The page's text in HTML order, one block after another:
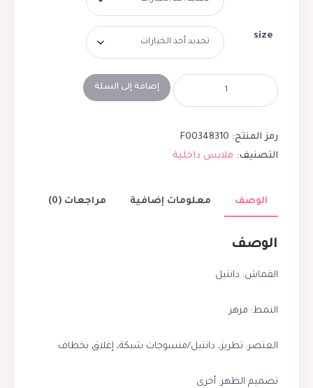
size
إضافة إلى السلة
رمز المنتج: F00348310
التصنيف: ملابس داخلية
الوصف معلومات إضافية مراجعات (0)
الوصف
القماش: دانتيل
النمط: مزهر
العنصر: تطريز، دانتيل/منسوجات شبكة، إغلاق بخطاف
تصميم الظهر: أخرى